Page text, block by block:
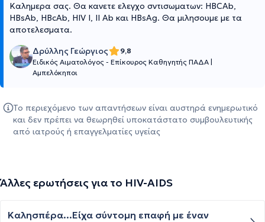
Καλημερα σας. Θα κανετε ελεγχο σντισωματων: HBCAb,
HBsAb, HBcAb, HIV I, II Ab και HBsAg. Θα μιλησουμε με τα
αποτελεσματα.
Δρύλλης Γεώργιος
9,8
Ειδικός Αιματολόγος - Επίκουρος Καθηγητής ΠΑΔΑ
Αμπελόκηποι
Το περιεχόμενο των απαντήσεων είναι αυστηρά ενημερωτικό
και δεν πρέπει να θεωρηθεί υποκατάστατο συμβουλευτικής
από ιατρούς ή επαγγελματίες υγείας
Άλλες ερωτήσεις για το HIV-AIDS
Καλησπέρα...Είχα σύντομη επαφή με έναν